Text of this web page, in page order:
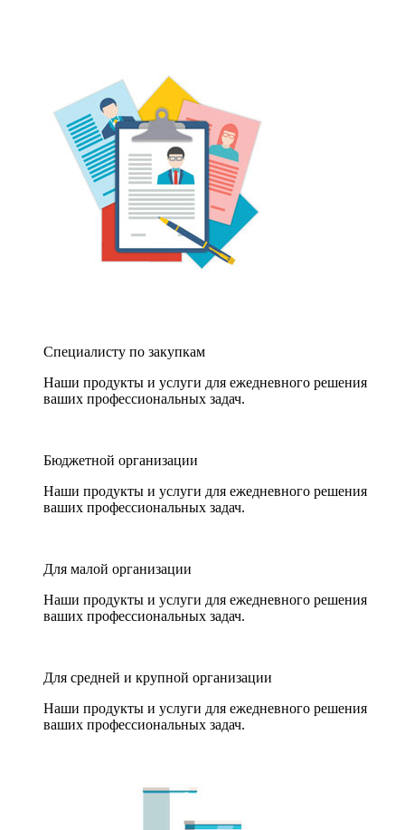
Специалисту по закупкам
Наши продукты и услуги для ежедневного решения
ваших профессиональных задач.
Бюджетной организации
Наши продукты и услуги для ежедневного решения
ваших профессиональных задач.
Для малой организации
Наши продукты и услуги для ежедневного решения
ваших профессиональных задач.
Для средней и крупной организации
Наши продукты и услуги для ежедневного решения
ваших профессиональных задач.